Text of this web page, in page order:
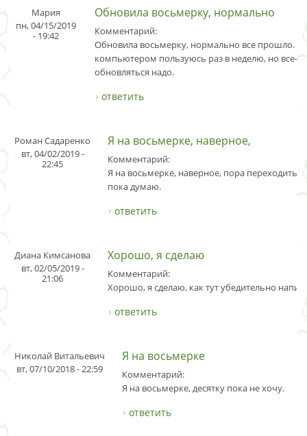
Мария
пн, 04/15/2019
- 19:42
Обновила восьмерку, нормально
Комментарий:
Обновила восьмерку, нормально все прошло.
компьютером пользуюсь раз в неделю, но все-
обновляться надо.
ответить
Роман Садаренко
вт, 04/02/2019 -
22:45
Я на восьмерке, наверное,
Комментарий:
Я на восьмерке, наверное, пора переходить
пока думаю.
ответить
Диана Кимсанова
вт, 02/05/2019 -
21:06
Хорошо, я сделаю
Комментарий:
Хорошо, я сделаю, как тут убедительно
ответить
Николай Витальевич
вт, 07/10/2018 - 22:59
Я на восьмерке
Комментарий:
Я на восьмерке, десятку пока не хочу.
ответить